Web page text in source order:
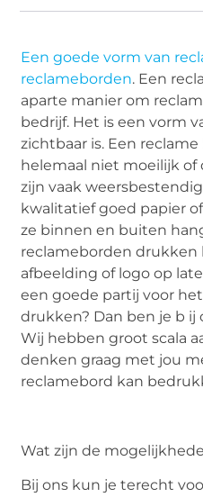
Een goede vorm van
reclameborden. Een
aparte manier om
bedrijf. Het is een vorm
zichtbaar is. Een
helemaal niet moeilijk
zijn vaak
kwalitatief goed papier
ze binnen en buiten
reclameborden drukken
afbeelding of logo op
een goede partij voor
drukken? Dan ben je b ij
Wij hebben groot scala
denken graag met jou
reclamebord kan
Wat zijn de
Bij ons kun je terecht